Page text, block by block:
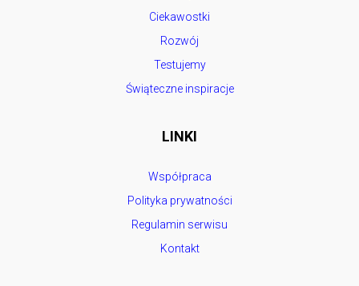
Ciekawostki
Rozwój
Testujemy
Świąteczne inspiracje
LINKI
Współpraca
Polityka prywatności
Regulamin serwisu
Kontakt